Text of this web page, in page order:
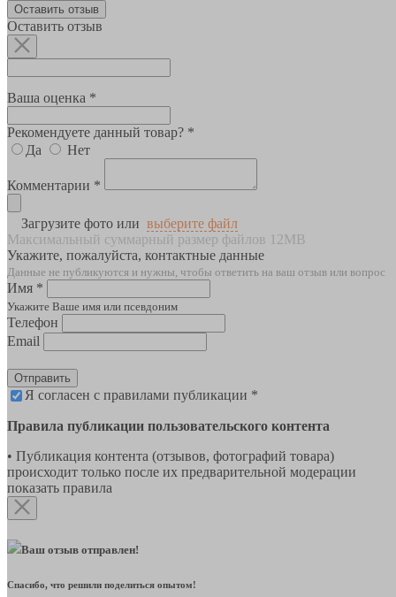
Оставить отзыв
Оставить отзыв
Ваша оценка *
Рекомендуете данный товар? *
Да
Нет
Комментарии *
Загрузите фото или выберите файл
Максимальный суммарный размер файлов 12MB
Укажите, пожалуйста, контактные данные
Данные не публикуются и нужны, чтобы ответить на ваш отзыв или вопрос
Имя *
Укажите Ваше имя или псевдоним
Телефон
Email
Отправить
Я согласен с правилами публикации *
Правила публикации пользовательского контента
• Публикация контента (отзывов, фотографий товара)
происходит только после их предварительной модерации
показать правила
Ваш отзыв отправлен!
Спасибо, что решили поделиться опытом!